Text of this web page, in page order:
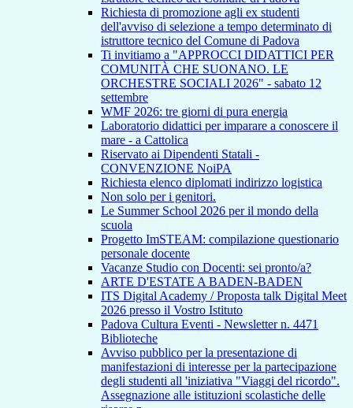
Richiesta di promozione agli ex studenti
dell'avviso di selezione a tempo determinato di
istruttore tecnico del Comune di Padova
Ti invitiamo a "APPROCCI DIDATTICI PER
COMUNITÀ CHE SUONANO. LE
ORCHESTRE SOCIALI 2026" - sabato 12
settembre
WMF 2026: tre giorni di pura energia
Laboratorio didattici per imparare a conoscere il
mare - a Cattolica
Riservato ai Dipendenti Statali -
CONVENZIONE NoiPA
Richiesta elenco diplomati indirizzo logistica
Non solo per i genitori.
Le Summer School 2026 per il mondo della
scuola
Progetto ImSTEAM: compilazione questionario
personale docente
Vacanze Studio con Docenti: sei pronto/a?
ARTE D'ESTATE A BADEN-BADEN
ITS Digital Academy / Proposta talk Digital Meet
2026 presso il Vostro Istituto
Padova Cultura Eventi - Newsletter n. 4471
Biblioteche
Avviso pubblico per la presentazione di
manifestazioni di interesse per la partecipazione
degli studenti all 'iniziativa "Viaggi del ricordo".
Assegnazione alle istituzioni scolastiche delle